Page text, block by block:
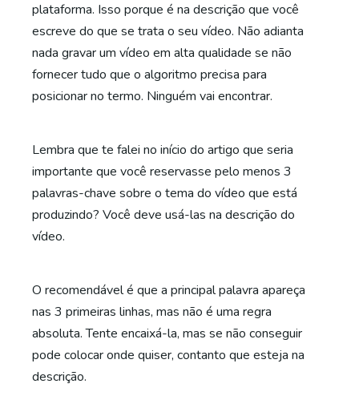
plataforma. Isso porque é na descrição que você
escreve do que se trata o seu vídeo. Não adianta
nada gravar um vídeo em alta qualidade se não
fornecer tudo que o algoritmo precisa para
posicionar no termo. Ninguém vai encontrar.
Lembra que te falei no início do artigo que seria
importante que você reservasse pelo menos 3
palavras-chave sobre o tema do vídeo que está
produzindo? Você deve usá-las na descrição do
vídeo.
O recomendável é que a principal palavra apareça
nas 3 primeiras linhas, mas não é uma regra
absoluta. Tente encaixá-la, mas se não conseguir
pode colocar onde quiser, contanto que esteja na
descrição.